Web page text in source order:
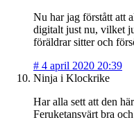
Nu har jag förstått att
digitalt just nu, vilket
föräldrar sitter och
# 4 april 2020 20:39
Ninja i Klockrike
Har alla sett att den
Feruketansvärt bra